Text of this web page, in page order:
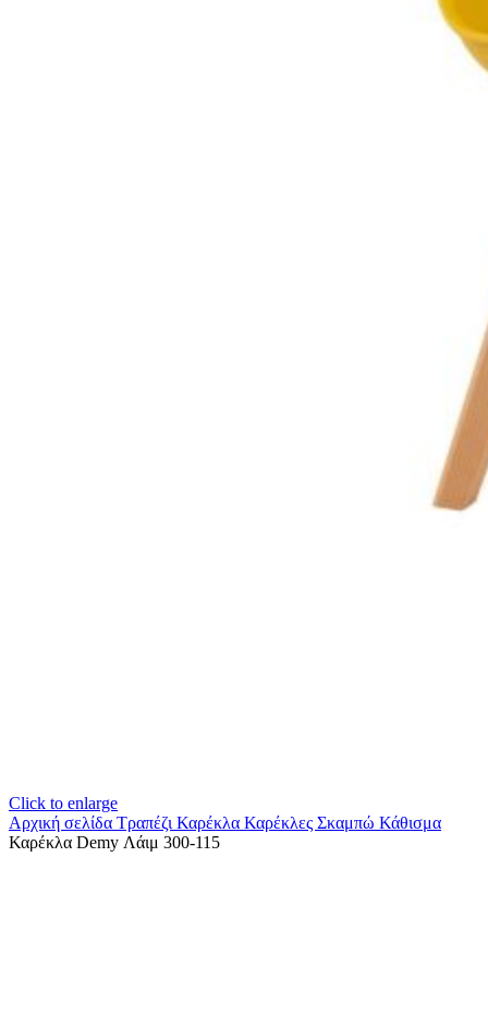
Click to enlarge
Αρχική σελίδα Τραπέζι Καρέκλα Καρέκλες Σκαμπώ Κάθισμα
Καρέκλα Demy Λάιμ 300-115